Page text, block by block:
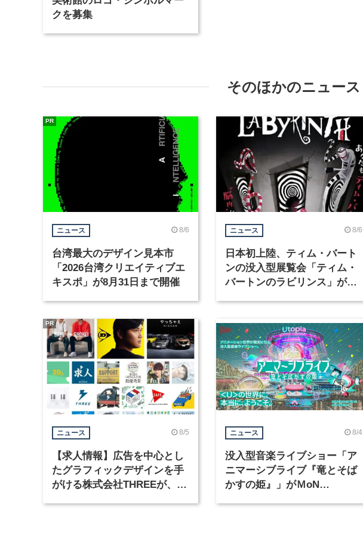
クを募集
そのほかのニュース
ニュース 8/6
台湾最大のデザイン見本市
「2026台湾クリエイティブエ
キスポ」が8月31日まで開催
PR
ニュース 8/6
日本初上陸、ティム・バート
ンの没入型展覧会「ティム・
バートンのラビリンス」が東
ニュース 8/5
【求人情報】広告を中心とし
たグラフィックデザインを手
がける株式会社THREEが、グ
PR
ニュース 8/4
没入型音楽ライブショー「ア
ニマーシブライブ『竜とそば
かすの姫』」がＭoN